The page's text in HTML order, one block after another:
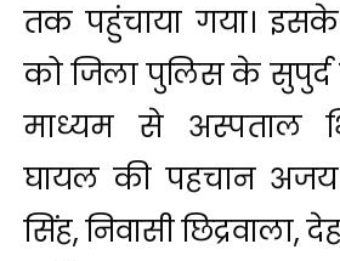
तक पहुंचाया गया।
को जिला पुलिस के
माध्यम से अस्पताल
घायल की पहचान अजय
सिंह, निवासी छिद्रवाला,